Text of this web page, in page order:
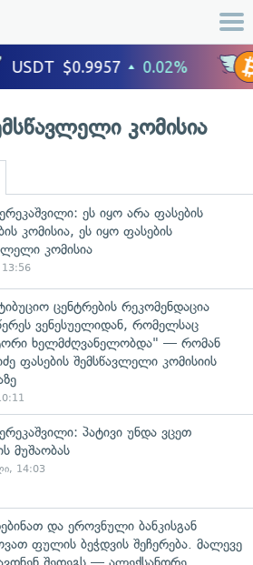
კომისია
ეს იყო არა ფასების
კომისია, ეს იყო ფასების
კომისია
13:56
ცენტრების რეკომენდაცია
ვენესუელიდან, რომელსაც
ხელმძღვანელობდა" — რომან
ფასების შემსწავლელი კომისიის
პატივი უნდა ვცეთ
მუშაობას
14:03
და ეროვნული ბანკისგან
ფულის ბეჭდვის შეჩერება. მალევე